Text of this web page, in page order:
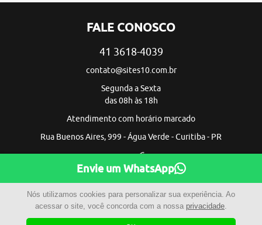
FALE CONOSCO
41 3618-4039
contato@sites10.com.br
Segunda a Sexta
das 08h às 18h
Atendimento com horário marcado
Rua Buenos Aires, 999 - Água Verde - Curitiba - PR
Envie um WhatsApp
Nós utilizamos cookies para personalizar sua experiência. Ao
acessar o site, você concorda com a nossa privacidade.